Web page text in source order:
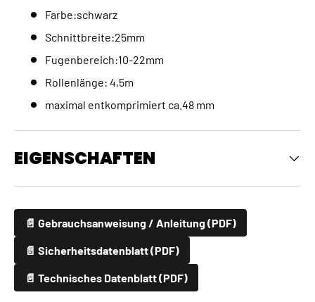
Farbe:schwarz
Schnittbreite:25mm
Fugenbereich:10-22mm
Rollenlänge: 4,5m
maximal entkomprimiert ca.48 mm
EIGENSCHAFTEN
📄 Gebrauchsanweisung / Anleitung (PDF)
📄 Sicherheitsdatenblatt (PDF)
📄 Technisches Datenblatt (PDF)